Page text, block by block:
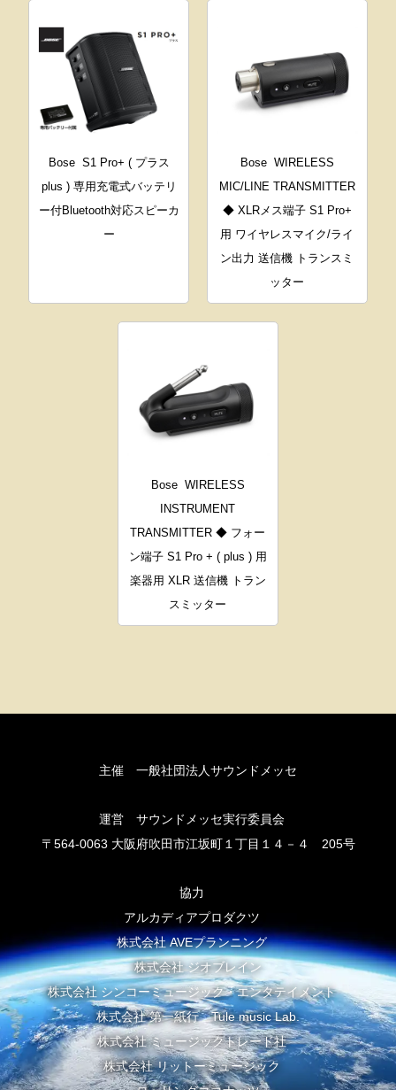
Bose S1 Pro+ ( プラス
plus ) 専用充電式バッテリ
ー付Bluetooth対応スピーカ
ー
Bose WIRELESS
MIC/LINE TRANSMITTER
◆ XLRメス端子 S1 Pro+
用 ワイヤレスマイク/ライ
ン出力 送信機 トランスミ
ッター
Bose WIRELESS
INSTRUMENT
TRANSMITTER ◆ フォー
ン端子 S1 Pro + ( plus ) 用
楽器用 XLR 送信機 トラン
スミッター
主催 一般社団法人サウンドメッセ
運営 サウンドメッセ実行委員会
〒564-0063 大阪府吹田市江坂町１丁目１４－４ 205号
協力
アルカディアプロダクツ
株式会社 AVEプランニング
株式会社 ジオブレイン
株式会社 シンコーミュージック・エンタテイメント
株式会社 第一紙行 Tule music Lab.
株式会社 ミュージックトレード社
株式会社 リットーミュージック